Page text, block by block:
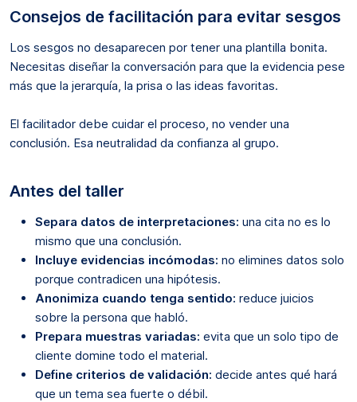
Consejos de facilitación para evitar sesgos
Los sesgos no desaparecen por tener una plantilla bonita.
Necesitas diseñar la conversación para que la evidencia pese
más que la jerarquía, la prisa o las ideas favoritas.
El facilitador debe cuidar el proceso, no vender una
conclusión. Esa neutralidad da confianza al grupo.
Antes del taller
Separa datos de interpretaciones: una cita no es lo
mismo que una conclusión.
Incluye evidencias incómodas: no elimines datos solo
porque contradicen una hipótesis.
Anonimiza cuando tenga sentido: reduce juicios
sobre la persona que habló.
Prepara muestras variadas: evita que un solo tipo de
cliente domine todo el material.
Define criterios de validación: decide antes qué hará
que un tema sea fuerte o débil.